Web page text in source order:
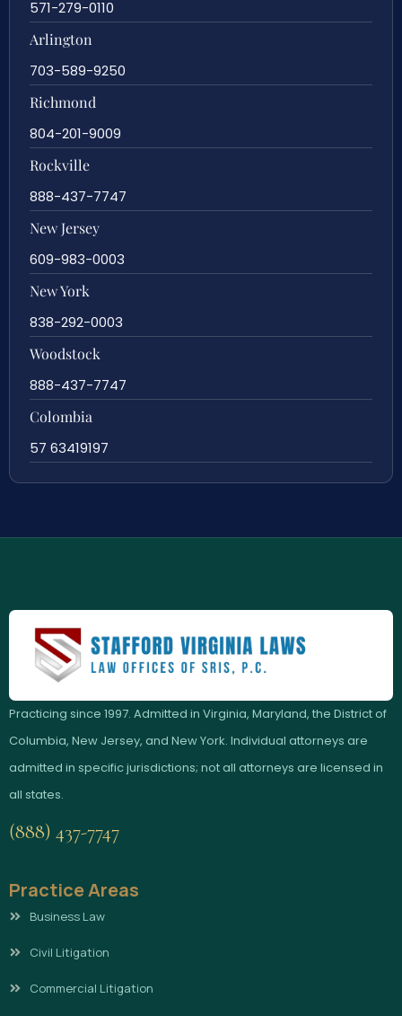
571-279-0110
Arlington
703-589-9250
Richmond
804-201-9009
Rockville
888-437-7747
New Jersey
609-983-0003
New York
838-292-0003
Woodstock
888-437-7747
Colombia
57 63419197
Practicing since 1997. Admitted in Virginia, Maryland, the District of
Columbia, New Jersey, and New York. Individual attorneys are
admitted in specific jurisdictions; not all attorneys are licensed in
all states.
(888) 437-7747
Practice Areas
Business Law
Civil Litigation
Commercial Litigation